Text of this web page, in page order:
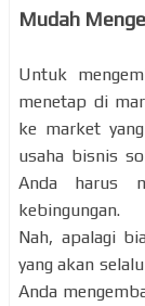
Mudah
Untuk
menetap di
ke market
usaha bisnis
Anda harus
kebingungan.
Nah, apalagi
yang akan
Anda